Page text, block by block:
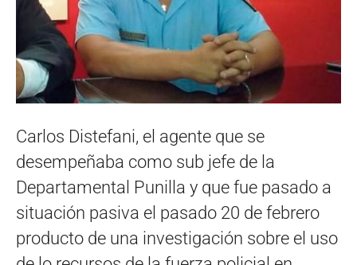
Carlos Distefani, el agente que se
desempeñaba como sub jefe de la
Departamental Punilla y que fue pasado a
situación pasiva el pasado 20 de febrero
producto de una investigación sobre el uso